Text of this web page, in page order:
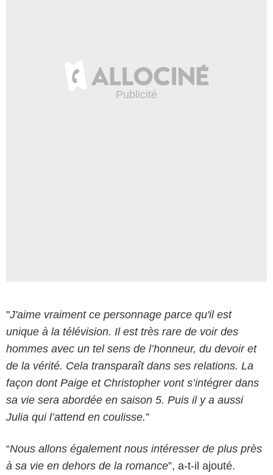
"J'aime vraiment ce personnage parce qu'il est
unique à la télévision. Il est très rare de voir des
hommes avec un tel sens de l’honneur, du devoir et
de la vérité. Cela transparaît dans ses relations. La
façon dont Paige et Christopher vont s’intégrer dans
sa vie sera abordée en saison 5. Puis il y a aussi
Julia qui l’attend en coulisse.”
“Nous allons également nous intéresser de plus près
à sa vie en dehors de la romance”, a-t-il ajouté.